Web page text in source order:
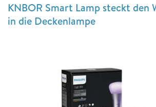
KNBOR Smart Lamp steckt den
in die Deckenlampe